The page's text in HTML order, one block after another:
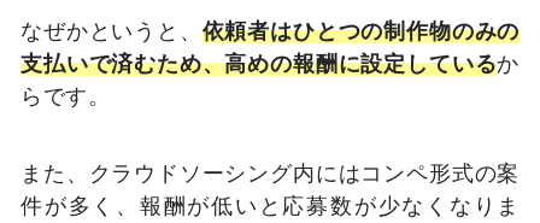
なぜかというと、 依頼者はひとつの制作物のみの
支払いで済むため、高めの報酬に設定しているか
らです。
また、クラウドソーシング内にはコンペ形式の案
件が多く、報酬が低いと応募数が少なくなりま